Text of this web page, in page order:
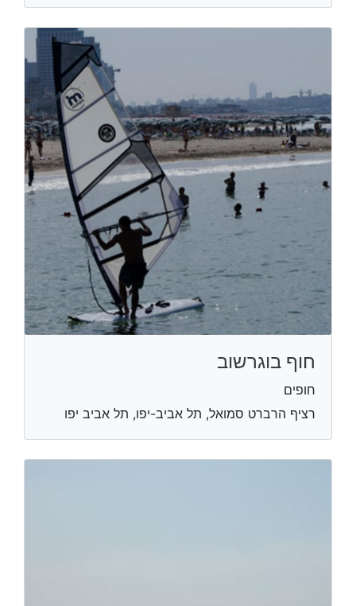
חוף בוגרשוב
חופים
רציף הרברט סמואל, תל אביב-יפו, תל אביב יפו